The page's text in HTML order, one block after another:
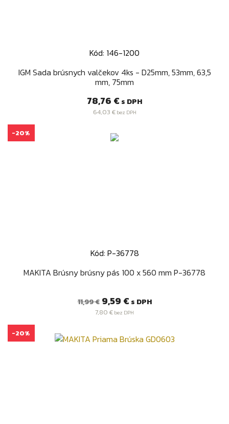
Kód: 146-1200
IGM Sada brúsnych valčekov 4ks - D25mm, 53mm, 63,5
mm, 75mm
Cena
78,76 € s DPH
64,03 €bez DPH
Kód: P-36778
MAKITA Brúsny brúsny pás 100 x 560 mm P-36778
Bežná
cena
11,99 € Cena
9,59 € s DPH
7,80 € bez DPH
-20%
-20%